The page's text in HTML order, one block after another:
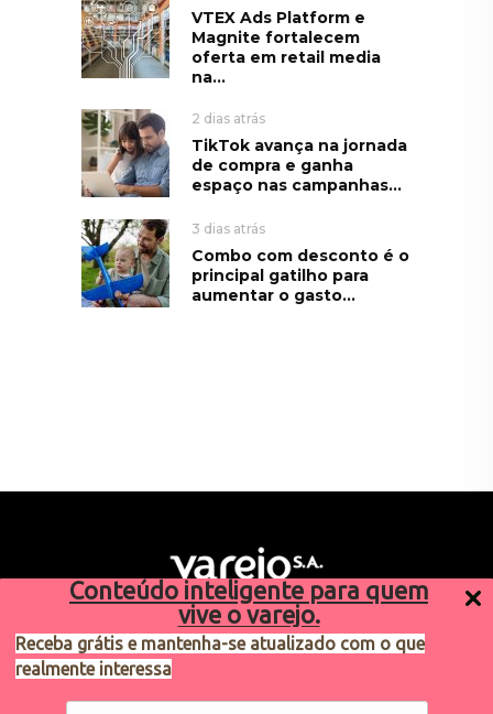
Conteúdo inteligente para quem
vive o varejo.
Receba grátis e mantenha-se atualizado com o que
realmente interessa
VTEX Ads Platform e
Magnite fortalecem
oferta em retail media
na...
2 dias atrás
TikTok avança na jornada
de compra e ganha
espaço nas campanhas...
3 dias atrás
Combo com desconto é o
principal gatilho para
aumentar o gasto...
Sugestões de pauta
varejosa@cndl.org.br